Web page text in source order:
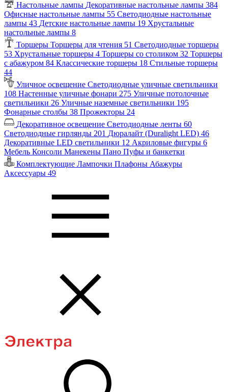
Настольные лампы Декоративные настольные лампы 384
Офисные настольные лампы 55 Светодиодные настольные
лампы 43 Детские настольные лампы 19 Хрустальные
настольные лампы 8
Торшеры Торшеры для чтения 51 Светодиодные торшеры
53 Хрустальные торшеры 4 Торшеры со столиком 32 Торшеры
с абажуром 84 Классические торшеры 18 Стильные торшеры
44
Уличное освещение Светодиодные уличные светильники
108 Настенные уличные фонари 275 Уличные потолочные
светильники 26 Уличные наземные светильники 195
Фонарные столбы 38 Прожекторы 24
Декоративное освещение Светодиодные ленты 60
Светодиодные гирлянды 201 Дюралайт (Duralight LED) 46
Декоративные LED светильники 12 Акриловые фигуры 6
Мебель Консоли Манекены Пано Пуфы и банкетки
Комплектующие Лампочки Плафоны Абажуры
Аксессуары 49